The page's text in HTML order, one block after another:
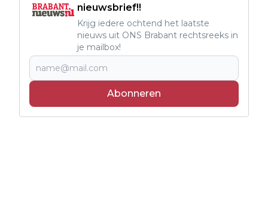
nieuwsbrief!!
Krijg iedere ochtend het laatste
nieuws uit ONS Brabant rechtsreeks in
je mailbox!
Abonneren